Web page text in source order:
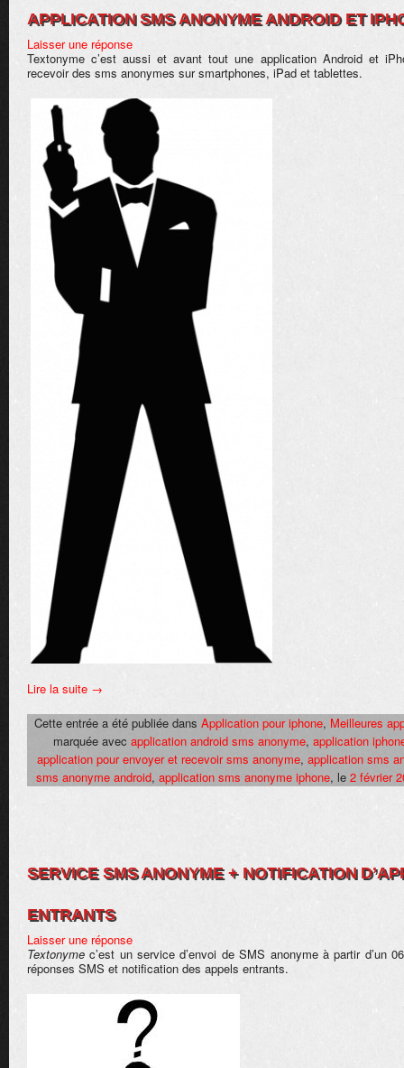
APPLICATION SMS ANONYME ANDROID ET
Laisser une réponse
Textonyme c’est aussi et avant tout une application Android et
recevoir des sms anonymes sur smartphones, iPad et tablettes.
Lire la suite →
Cette entrée a été publiée dans Application pour iphone, Meilleures
marquée avec application android sms anonyme, application
application pour envoyer et recevoir sms anonyme, application sms
sms anonyme android, application sms anonyme iphone, le 2 février
SERVICE SMS ANONYME + NOTIFICATION
ENTRANTS
Laisser une réponse
Textonyme c’est un service d’envoi de SMS anonyme à partir d’un
réponses SMS et notification des appels entrants.